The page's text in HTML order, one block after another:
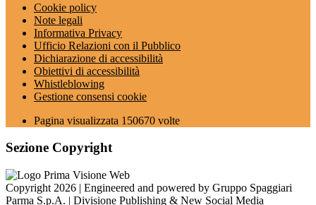
Cookie policy
Note legali
Informativa Privacy
Ufficio Relazioni con il Pubblico
Dichiarazione di accessibilità
Obiettivi di accessibilità
Whistleblowing
Gestione consensi cookie
Pagina visualizzata 150670 volte
Sezione Copyright
Copyright 2026 | Engineered and powered by Gruppo Spaggiari
Parma S.p.A. | Divisione Publishing & New Social Media